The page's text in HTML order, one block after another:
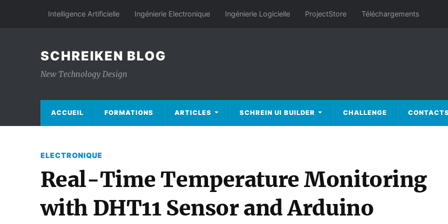
Intelligence Artificielle Ingénierie Electronique Ingénierie Logicielle ProjectStore Téléchargements
SCHREIKEN BLOG
New Technology Design
ACCUEIL FORMATIONS ARTICLES SCHREIN UI BUILDER CHALLENGE
ELECTRONIQUE
Real-Time Temperature Monitoring
with DHT11 Sensor and Arduino